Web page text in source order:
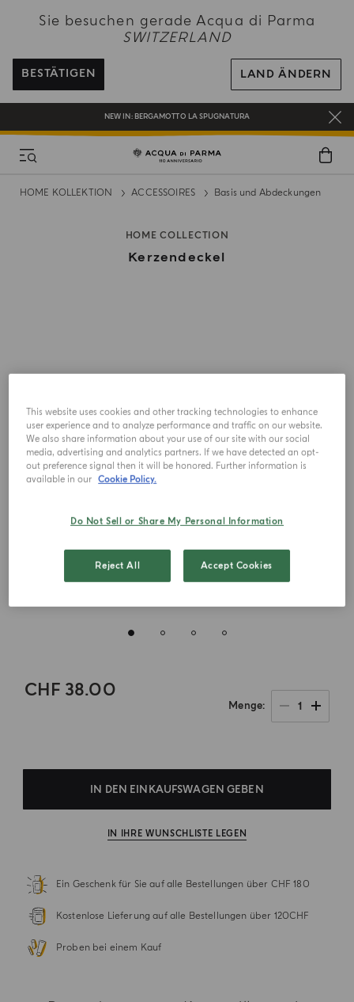
Sie besuchen gerade Acqua di Parma
SWITZERLAND
BESTÄTIGEN LAND ÄNDERN
KOSTENFREIER VERSAND AUF ALLE BESTELLUNGEN ÜBER 120 CHF
REGISTRIEREN SIE SICH UND GENIESSEN SIE EINE WELT VOLLER VORTEILE
EIN GESCHENK FÜR SIE AUF ALLE BESTELLUNGEN ÜBER CHF 180
NEW IN: BERGAMOTTO LA SPUGNATURA
HOME KOLLEKTION ACCESSOIRES Basis und Abdeckungen
HOME COLLECTION
Kerzendeckel
CHF 38.00
Menge 1
IN DEN EINKAUFSWAGEN GEBEN
IN IHRE WUNSCHLISTE LEGEN
Ein Geschenk für Sie auf alle Bestellungen über CHF 180
Kostenlose Lieferung auf alle Bestellungen über 120CHF
Proben bei einem Kauf
This website uses cookies and other tracking technologies to enhance
user experience and to analyze performance and traffic on our website.
We also share information about your use of our site with our social
media, advertising and analytics partners. If we have detected an opt-
out preference signal then it will be honored. Further information is
available in our Cookie Policy.
Do Not Sell or Share My Personal Information
Reject All Accept Cookies